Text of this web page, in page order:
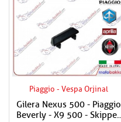
Piaggio - Vespa Orjinal
Gilera Nexus 500 - Piaggio
Beverly - X9 500 - Skipper